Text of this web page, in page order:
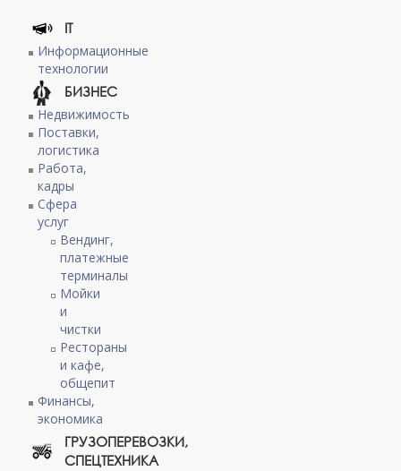
IT
Информационные
технологии
БИЗНЕС
Недвижимость
Поставки,
логистика
Работа,
кадры
Сфера
услуг
Вендинг,
платежные
терминалы
Мойки
и
чистки
Рестораны
и кафе,
общепит
Финансы,
экономика
ГРУЗОПЕРЕВОЗКИ,
СПЕЦТЕХНИКА